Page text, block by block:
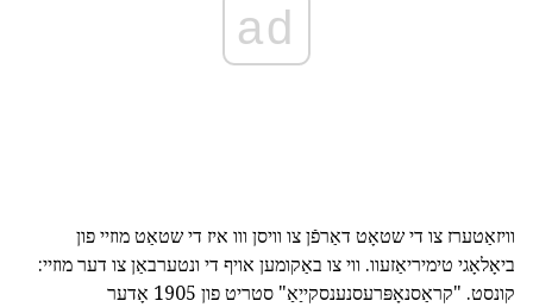
ad
וויזאַטערז צו די שטאָט דאַרפֿן צו וויסן ווו איז די שטאַט מוזיי פון
ביאָלאָגי טימיריאַזעוו. ווי צו באַקומען אויף די ונטערבאַן צו דער מוזיי:
קונסט. "קראַסנאָפּרעסנענסקייַאַ" סטריט פון 1905 אָדער